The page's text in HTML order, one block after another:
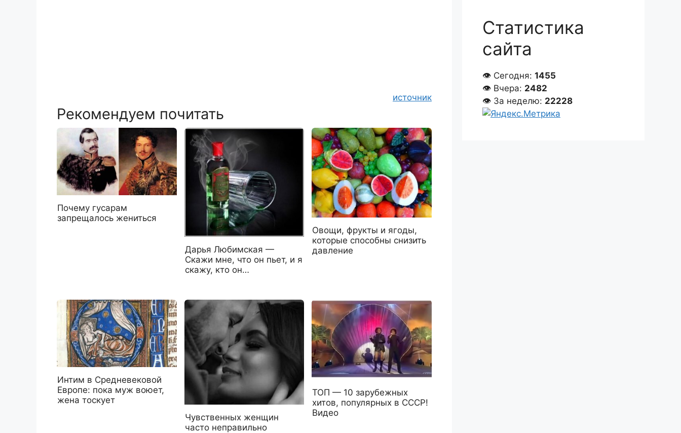
источник
Рекомендуем почитать
Почему гусарам
запрещалось жениться
Дарья Любимская —
Скажи мне, что он пьет, и я
скажу, кто он…
Овощи, фрукты и ягоды,
которые способны снизить
давление
Интим в Средневековой
Европе: пока муж воюет,
жена тоскует
Чувственных женщин
часто неправильно
ТОП — 10 зарубежных
хитов, популярных в СССР!
Видео
Статистика
сайта
👁 Сегодня: 1455
👁 Вчера: 2482
👁 За неделю: 22228